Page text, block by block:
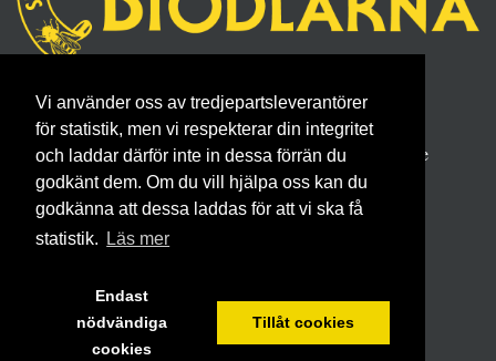
Vi använder oss av tredjepartsleverantörer
för statistik, men vi respekterar din integritet
och laddar därför inte in dessa förrän du
godkänt dem. Om du vill hjälpa oss kan du
godkänna att dessa laddas för att vi ska få
statistik.
Läs mer
Endast
nödvändiga
cookies
Tillåt cookies
Sveriges Biodlares Riksförbund
Borgmästaregatan 26, 596 34 Skänninge
Telefon 0142- 48 20 00, E-post: info@biodlarna.se
Köpvillkor för medlemskap